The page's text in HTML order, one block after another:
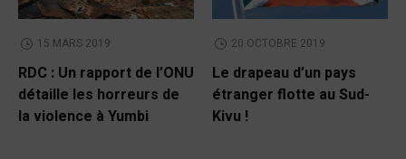
15 MARS 2019
RDC : Un rapport de l’ONU
détaille les horreurs de
la violence à Yumbi
20 OCTOBRE 2019
Le drapeau d’un pays
étranger flotte au Sud-
Kivu !